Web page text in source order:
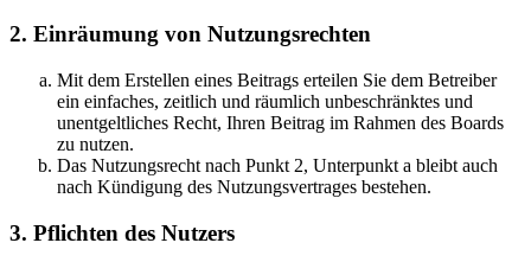
2. Einräumung von Nutzungsrechten
Mit dem Erstellen eines Beitrags erteilen Sie dem Betreiber
ein einfaches, zeitlich und räumlich unbeschränktes und
unentgeltliches Recht, Ihren Beitrag im Rahmen des Boards
zu nutzen.
Das Nutzungsrecht nach Punkt 2, Unterpunkt a bleibt auch
nach Kündigung des Nutzungsvertrages bestehen.
3. Pflichten des Nutzers